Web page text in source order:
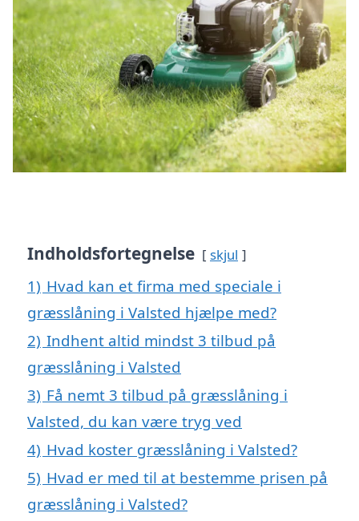
Indholdsfortegnelse skjul
1) Hvad kan et firma med speciale i
græsslåning i Valsted hjælpe med?
2) Indhent altid mindst 3 tilbud på
græsslåning i Valsted
3) Få nemt 3 tilbud på græsslåning i
Valsted, du kan være tryg ved
4) Hvad koster græsslåning i Valsted?
5) Hvad er med til at bestemme prisen på
græsslåning i Valsted?